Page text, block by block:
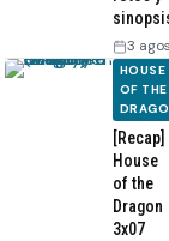
3
HOUSE
OF THE
[Recap]
House
of the
Dragon
3x07